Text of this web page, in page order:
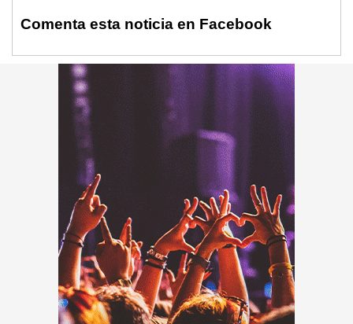
Comenta esta noticia en Facebook